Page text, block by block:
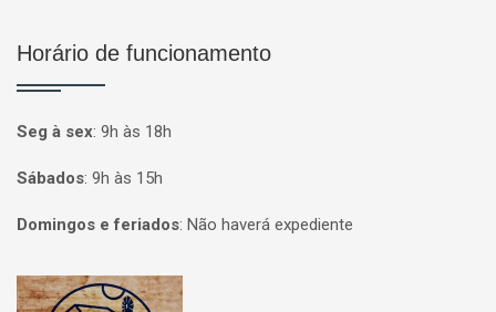
Horário de funcionamento
Seg à sex: 9h às 18h
Sábados: 9h às 15h
Domingos e feriados: Não haverá expediente
Página inicial